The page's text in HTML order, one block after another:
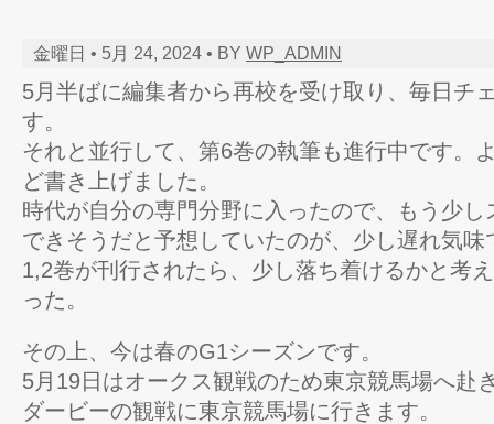
金曜日 • 5月 24, 2024 • BY WP_ADMIN
5月半ばに編集者から再校を受け取り、毎日チ
す。
それと並行して、第6巻の執筆も進行中です。
ど書き上げました。
時代が自分の専門分野に入ったので、もう少
できそうだと予想していたのが、少し遅れ気味
1,2巻が刊行されたら、少し落ち着けるかと考
った。
その上、今は春のG1シーズンです。
5月19日はオークス観戦のため東京競馬場へ赴
ダービーの観戦に東京競馬場に行きます。